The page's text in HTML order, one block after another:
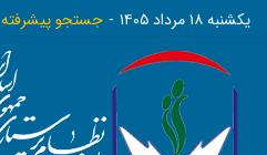
يکشنبه ١٨ مرداد ١٤٠٥ جستجو پیشرفته